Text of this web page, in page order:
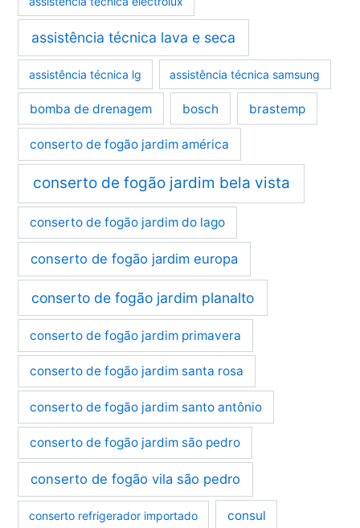
assistência técnica lava e seca
assistência técnica lg assistência técnica samsung
bomba de drenagem bosch brastemp
conserto de fogão jardim américa
conserto de fogão jardim bela vista
conserto de fogão jardim do lago
conserto de fogão jardim europa
conserto de fogão jardim planalto
conserto de fogão jardim primavera
conserto de fogão jardim santa rosa
conserto de fogão jardim santo antônio
conserto de fogão jardim são pedro
conserto de fogão vila são pedro
conserto refrigerador importado consul